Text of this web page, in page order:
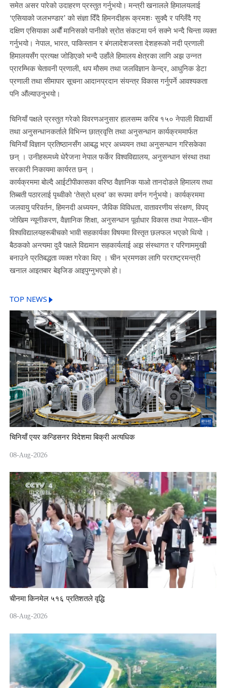
समेत असर पारेको उदाहरण प्रस्तुत गर्नुभयो। मन्त्री खनालले हिमालयलाई
‘एसियाको जलभण्डार’ को संज्ञा दिँदै हिमनदीहरू क्रमशः सुक्दै र पग्लिँदै गए
दक्षिण एसियाका अर्बौं मानिसको पानीको स्रोत संकटमा पर्न सक्ने भन्दै चिन्ता व्यक्त
गर्नुभयो। नेपाल, भारत, पाकिस्तान र बंगलादेशजस्ता देशहरूको नदी प्रणाली
हिमालयसँग प्रत्यक्ष जोडिएको भन्दै उहाँले हिमालय क्षेत्रका लागि अझ उन्नत
प्रारम्भिक चेतावनी प्रणाली, थप मौसम तथा जलविज्ञान केन्द्र, आधुनिक डेटा
प्रणाली तथा सीमापार सूचना आदानप्रदान संयन्त्र विकास गर्नुपर्ने आवश्यकता
पनि औंल्याउनुभयो।
चिनियाँ पक्षले प्रस्तुत गरेको विवरणअनुसार हालसम्म करिब १५० नेपाली विद्यार्थी
तथा अनुसन्धानकर्ताले विभिन्न छात्रवृत्ति तथा अनुसन्धान कार्यक्रममार्फत
चिनियाँ विज्ञान प्रतिष्ठानसँग आबद्ध भएर अध्ययन तथा अनुसन्धान गरिसकेका
छन् । उनीहरूमध्ये धेरैजना नेपाल फर्केर विश्वविद्यालय, अनुसन्धान संस्था तथा
सरकारी निकायमा कार्यरत छन् ।
कार्यक्रममा बोल्दै आईटीपीकासका वरिष्ठ वैज्ञानिक याओ तानदोङले हिमालय तथा
तिब्बती पठारलाई पृथ्वीको ‘तेस्रो ध्रुव’ का रूपमा वर्णन गर्नुभयो। कार्यक्रममा
जलवायु परिवर्तन, हिमनदी अध्ययन, जैविक विविधता, वातावरणीय संरक्षण, विपद्
जोखिम न्यूनीकरण, वैज्ञानिक शिक्षा, अनुसन्धान पूर्वाधार विकास तथा नेपाल–चीन
विश्वविद्यालयहरूबीचको भावी सहकार्यका विषयमा विस्तृत छलफल भएको थियो ।
बैठकको अन्त्यमा दुवै पक्षले विद्यमान सहकार्यलाई अझ संस्थागत र परिणाममुखी
बनाउने प्रतिबद्धता व्यक्त गरेका थिए । चीन भ्रमणका लागि परराष्ट्रमन्त्री
खनाल आइतबार बेइजिङ आइपुग्नुभएको हो।
TOP NEWS
चिनियाँ एयर कन्डिसनर विदेशमा बिक्री अत्यधिक
08-Aug-2026
चीनमा किनमेल ५१६ प्रतिशतले वृद्धि
08-Aug-2026